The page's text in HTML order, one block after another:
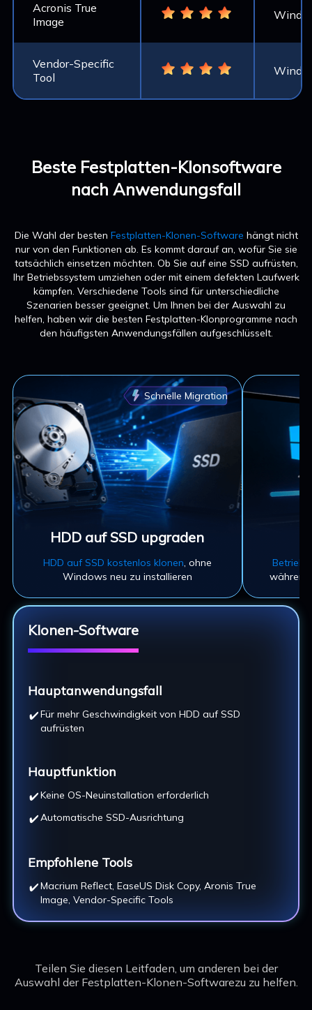
Acronis True
Image
Vendor-Specific
Tool
Beste Festplatten-Klonsoftware
nach Anwendungsfall
Die Wahl der besten Festplatten-Klonen-Software hängt nicht
nur von den Funktionen ab. Es kommt darauf an, wofür Sie sie
tatsächlich einsetzen möchten. Ob Sie auf eine SSD aufrüsten,
Ihr Betriebssystem umziehen oder mit einem defekten Laufwerk
kämpfen. Verschiedene Tools sind für unterschiedliche
Szenarien besser geeignet. Um Ihnen bei der Auswahl zu
helfen, haben wir die besten Festplatten-Klonprogramme nach
den häufigsten Anwendungsfällen aufgeschlüsselt.
Schnelle Migration
HDD auf SSD upgraden
HDD auf SSD kostenlos klonen, ohne
Windows neu zu installieren
während
Klonen-Software
Hauptanwendungsfall
Für mehr Geschwindigkeit von HDD auf SSD
aufrüsten
Hauptfunktion
Keine OS-Neuinstallation erforderlich
Automatische SSD-Ausrichtung
Empfohlene Tools
Macrium Reflect, EaseUS Disk Copy, Aronis True
Image, Vendor-Specific Tools
Teilen Sie diesen Leitfaden, um anderen bei der
Auswahl der Festplatten-Klonen-Softwarezu zu helfen.